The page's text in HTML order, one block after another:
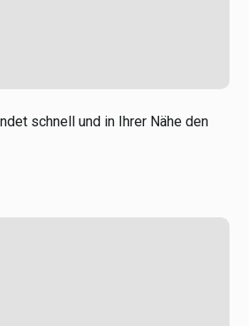
schnell und in Ihrer Nähe den